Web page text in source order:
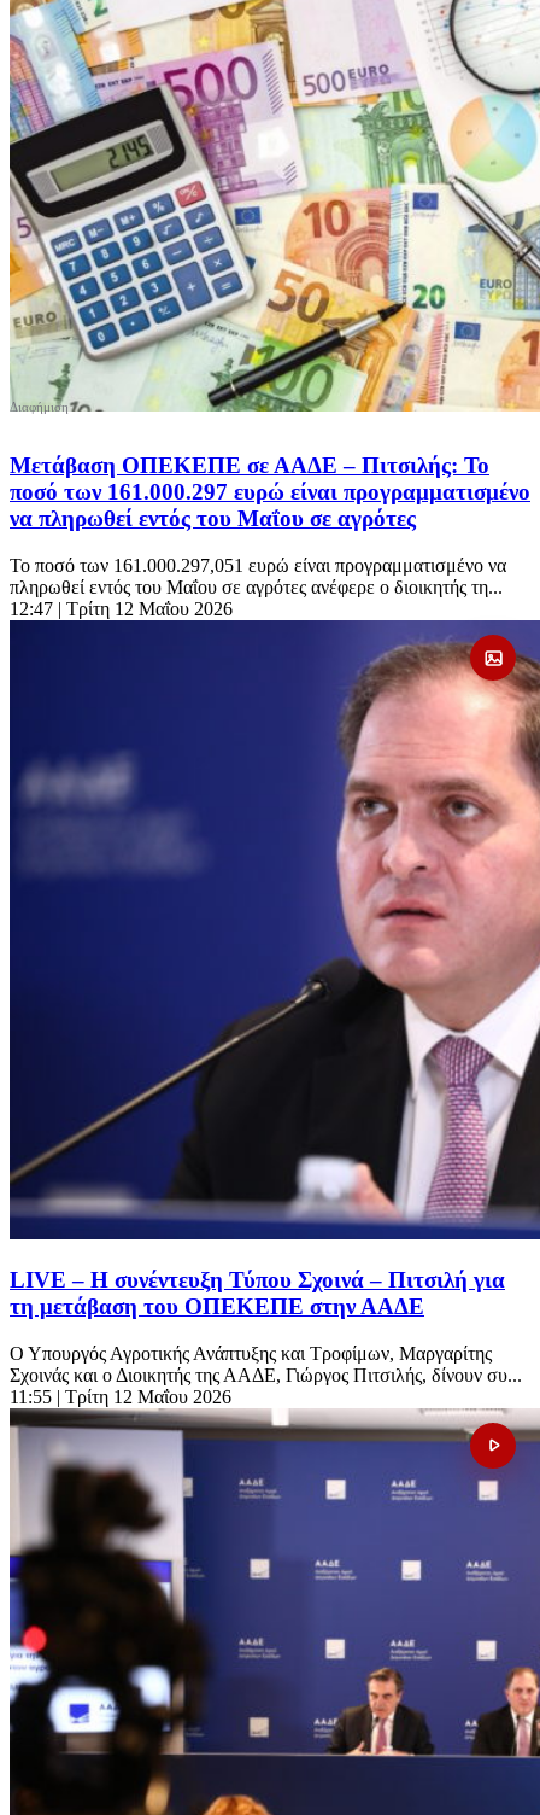
Μετάβαση ΟΠΕΚΕΠΕ σε ΑΑΔΕ – Πιτσιλής: Το
ποσό των 161.000.297 ευρώ είναι προγραμματισμένο
να πληρωθεί εντός του Μαΐου σε αγρότες
Το ποσό των 161.000.297,051 ευρώ είναι προγραμματισμένο να
πληρωθεί εντός του Μαΐου σε αγρότες ανέφερε ο διοικητής τη...
12:47 | Τρίτη 12 Μαΐου 2026
LIVE – Η συνέντευξη Τύπου Σχοινά – Πιτσιλή για
τη μετάβαση του ΟΠΕΚΕΠΕ στην ΑΑΔΕ
Ο Υπουργός Αγροτικής Ανάπτυξης και Τροφίμων, Μαργαρίτης
Σχοινάς και ο Διοικητής της ΑΑΔΕ, Γιώργος Πιτσιλής, δίνουν συ...
11:55 | Τρίτη 12 Μαΐου 2026